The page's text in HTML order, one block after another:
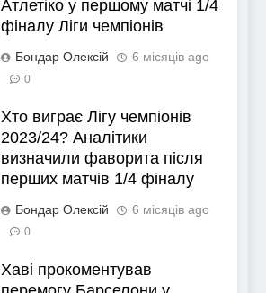
Атлетіко у першому матчі 1/4
фіналу Ліги чемпіонів
Бондар Олексій 6 місяців ago
0
Хто виграє Лігу чемпіонів
2023/24? Аналітики
визначили фаворита після
перших матчів 1/4 фіналу
Бондар Олексій 6 місяців ago
0
Хаві прокоментував